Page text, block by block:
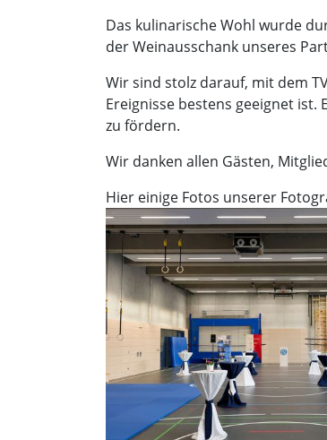
Das kulinarische Wohl wurde
der Weinausschank unseres
Wir sind stolz darauf, mit dem
Ereignisse bestens geeignet
zu fördern.
Wir danken allen Gästen,
Hier einige Fotos unserer